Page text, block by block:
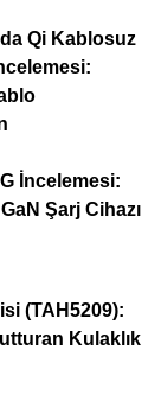
Qi Kablosuz
İncelemesi:
Şarj Cihazı
(TAH5209):
Kulaklık